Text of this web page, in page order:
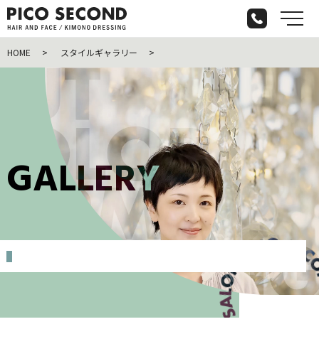
メ
HOME スタイルギャラリー
GALLERY